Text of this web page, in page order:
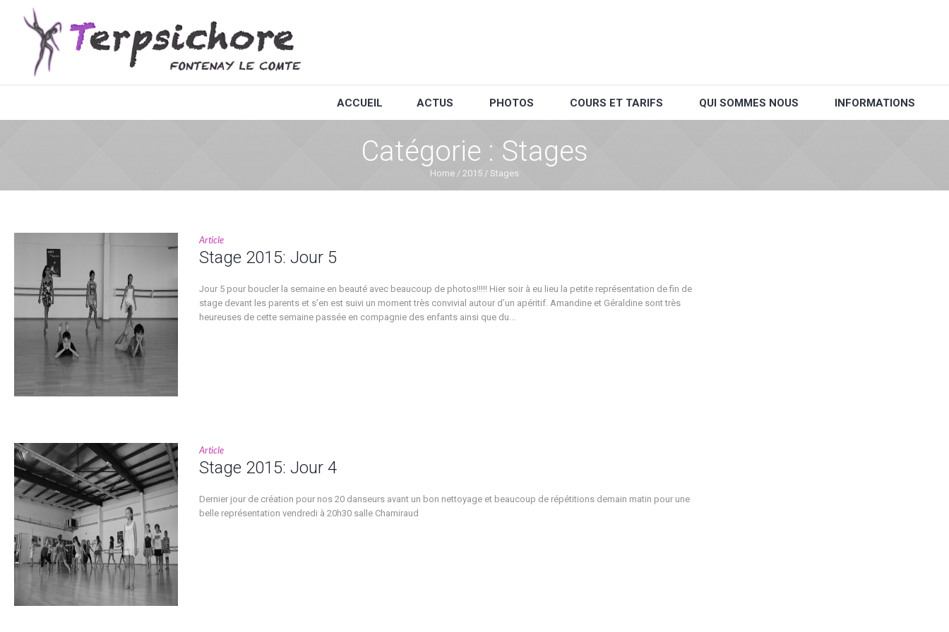
ACCUEIL ACTUS PHOTOS COURS ET TARIFS QUI SOMMES NOUS INFORMATIONS
Catégorie : Stages
Home / 2015 / Stages
Article
Stage 2015: Jour 5
Jour 5 pour boucler la semaine en beauté avec beaucoup de photos!!!!! Hier soir à eu lieu la petite représentation de fin de
stage devant les parents et s’en est suivi un moment très convivial autour d’un apéritif. Amandine et Géraldine sont très
heureuses de cette semaine passée en compagnie des enfants ainsi que du...
Article
Stage 2015: Jour 4
Dernier jour de création pour nos 20 danseurs avant un bon nettoyage et beaucoup de répétitions demain matin pour une
belle représentation vendredi à 20h30 salle Chamiraud